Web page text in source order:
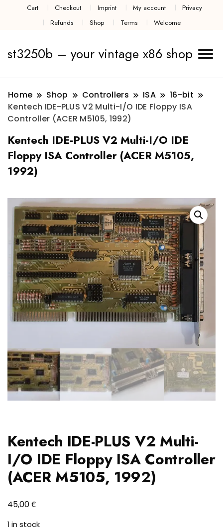
Cart Checkout Imprint My account
Privacy
Refunds
Shop Terms Welcome
st3250b – your vintage x86 shop
Home Shop Controllers ISA
16-bit
Kentech IDE-PLUS V2 Multi-I/O IDE Floppy ISA
Controller (ACER M5105, 1992)
Kentech IDE-PLUS V2 Multi-I/O IDE
Floppy ISA Controller (ACER M5105,
1992)
Kentech IDE-PLUS V2 Multi-
I/O IDE Floppy ISA Controller
(ACER M5105, 1992)
45,00€
1 in stock